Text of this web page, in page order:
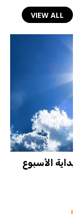
VIEW ALL
الأسبوع